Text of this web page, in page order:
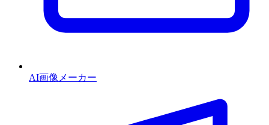
AI画像メーカー